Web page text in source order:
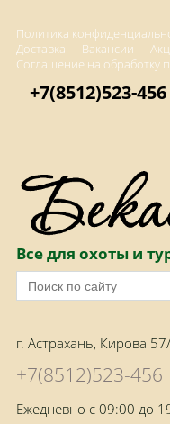
Политика
Доставка
Вакансии
Соглашение на обработку
+7(8512)523-456
Все для охоты и
г. Астрахань, Кирова
+7(8512)523-456
Ежедневно с 09:00 до